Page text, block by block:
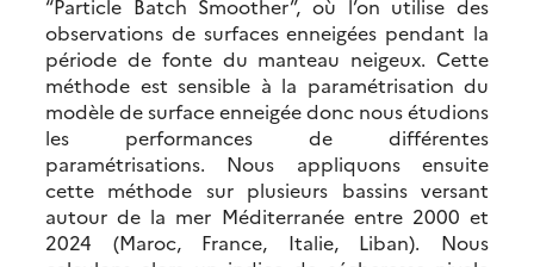
“Particle Batch Smoother”, où l’on utilise des
observations de surfaces enneigées pendant la
période de fonte du manteau neigeux. Cette
méthode est sensible à la paramétrisation du
modèle de surface enneigée donc nous étudions
les performances de différentes
paramétrisations. Nous appliquons ensuite
cette méthode sur plusieurs bassins versant
autour de la mer Méditerranée entre 2000 et
2024 (Maroc, France, Italie, Liban). Nous